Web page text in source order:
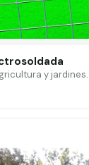
y jardines.